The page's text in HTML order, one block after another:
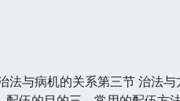
与病机的关系第三节 治法